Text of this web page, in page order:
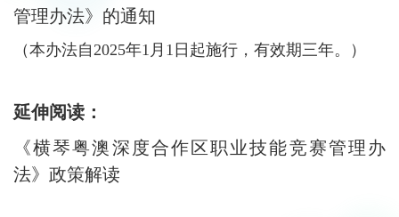
管理办法》的通知
（本办法自2025年1月1日起施行，有效期三年。）
延伸阅读：
《横琴粤澳深度合作区职业技能竞赛管理办
法》政策解读